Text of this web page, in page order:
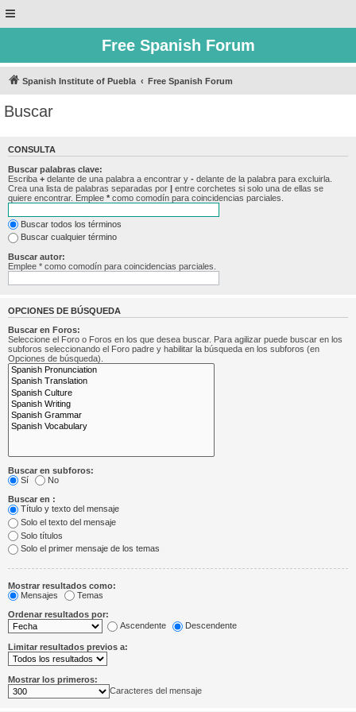
Free Spanish Forum
Spanish Institute of Puebla Free Spanish Forum
Buscar
CONSULTA
Buscar palabras clave:
Escriba + delante de una palabra a encontrar y - delante de la palabra para excluirla.
Crea una lista de palabras separadas por | entre corchetes si solo una de ellas se
quiere encontrar. Emplee * como comodín para coincidencias parciales.
Buscar todos los términos
Buscar cualquier término
Buscar autor:
Emplee * como comodín para coincidencias parciales.
OPCIONES DE BÚSQUEDA
Buscar en Foros:
Seleccione el Foro o Foros en los que desea buscar. Para agilizar puede buscar en los
subforos seleccionando el Foro padre y habilitar la búsqueda en los subforos (en
Opciones de búsqueda).
Buscar en subforos:
Sí
No
Buscar en :
Título y texto del mensaje
Solo el texto del mensaje
Solo títulos
Solo el primer mensaje de los temas
Mostrar resultados como:
Mensajes
Temas
Ordenar resultados por:
Ascendente
Descendente
Limitar resultados previos a:
Mostrar los primeros:
Caracteres del mensaje